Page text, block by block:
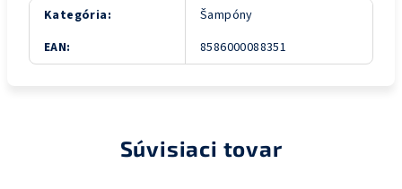
Kategória:
Šampóny
EAN: 8586000088351
Súvisiaci tovar